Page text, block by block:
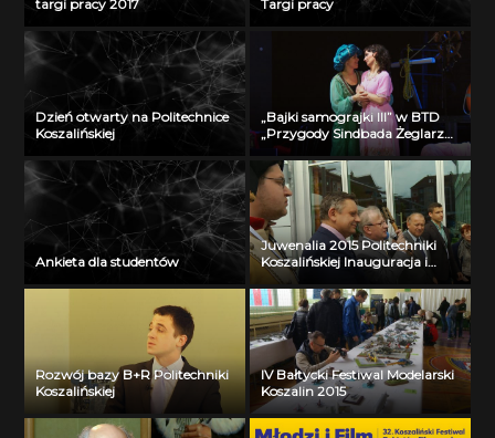
targi pracy 2017 Targi pracy
Dzień otwarty na Politechnice
Koszalińskiej
„Bajki samograjki III” w BTD
„Przygody Sindbada Żeglarza”
Przygoda druga
Ankieta dla studentów
Juwenalia 2015 Politechniki
Koszalińskiej Inauguracja i
klucze do bram miasta
Rozwój bazy B+R Politechniki
Koszalińskiej
IV Bałtycki Festiwal Modelarski
Koszalin 2015